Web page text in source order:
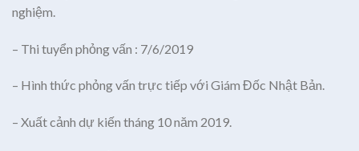
nghiệm.
– Thi tuyển phỏng vấn : 7/6/2019
– Hình thức phỏng vấn trực tiếp với Giám Đốc Nhật Bản.
– Xuất cảnh dự kiến tháng 10 năm 2019.